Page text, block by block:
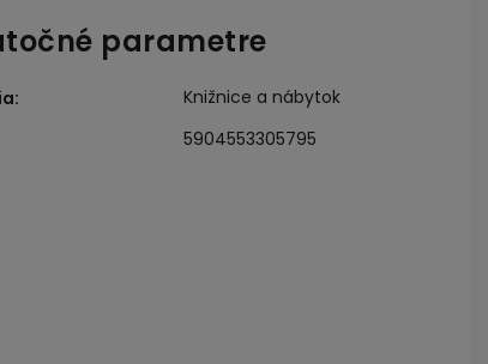
parametre
:
Knižnice a nábytok
5904553305795